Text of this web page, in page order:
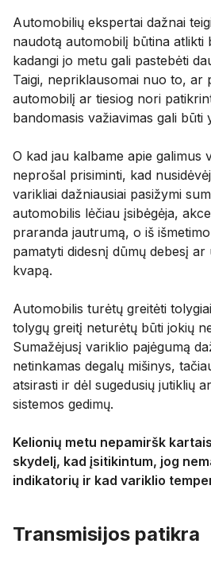
Automobilių ekspertai dažnai
naudotą automobilį būtina atlikti
kadangi jo metu gali pastebėti
Taigi, nepriklausomai nuo to, ar
automobilį ar tiesiog nori
bandomasis važiavimas gali būti
O kad jau kalbame apie galimus
neprošal prisiminti, kad
varikliai dažniausiai pasižymi
automobilis lėčiau įsibėgėja,
praranda jautrumą, o iš
pamatyti didesnį dūmų debesį ar
kvapą.
Automobilis turėtų greitėti
tolygų greitį neturėtų būti jokių
Sumažėjusį variklio pajėgumą
netinkamas degalų mišinys,
atsirasti ir dėl sugedusių jutiklių
sistemos gedimų.
Kelionių metu nepamiršk
skydelį, kad įsitikintum, jog
indikatorių ir kad variklio
Transmisijos patikra